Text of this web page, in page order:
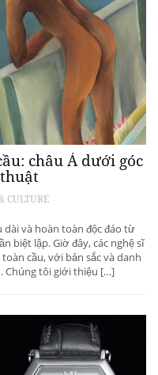
châu Á dưới góc
CULTURE
dài và hoàn toàn độc đáo từ
biệt lập. Giờ đây, các nghệ sĩ
cầu, với bản sắc và danh
Chúng tôi giới thiệu […]